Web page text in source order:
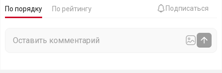
По порядку По рейтингу Подписаться